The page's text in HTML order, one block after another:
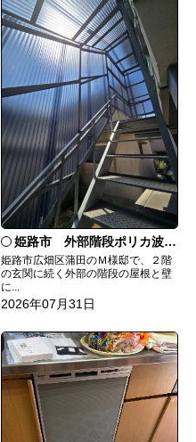
姫路市 外部階段ポリカ波板張替工事
姫路市広畑区蒲田のＭ様邸で、２階
の玄関に続く外部の階段の屋根と壁
に...
2026年07月31日